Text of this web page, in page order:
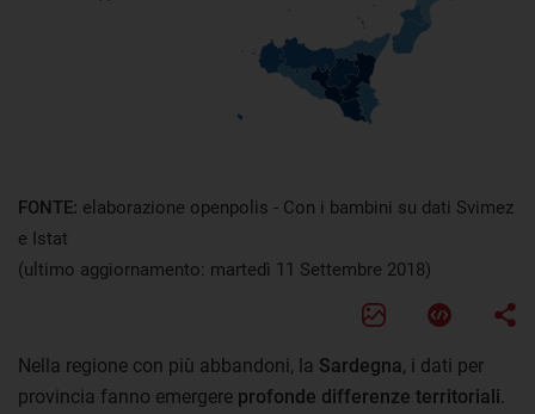
FONTE: elaborazione openpolis - Con i bambini su dati Svimez
e Istat
(ultimo aggiornamento: martedì 11 Settembre 2018)
Nella regione con più abbandoni, la Sardegna, i dati per
provincia fanno emergere profonde differenze territoriali